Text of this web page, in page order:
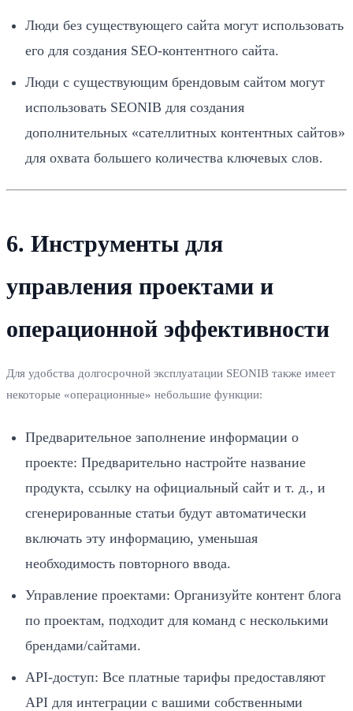
Люди без существующего сайта могут использовать
его для создания SEO-контентного сайта.
Люди с существующим брендовым сайтом могут
использовать SEONIB для создания
дополнительных «сателлитных контентных сайтов»
для охвата большего количества ключевых слов.
6. Инструменты для
управления проектами и
операционной эффективности
Для удобства долгосрочной эксплуатации SEONIB также имеет
некоторые «операционные» небольшие функции:
Предварительное заполнение информации о
проекте: Предварительно настройте название
продукта, ссылку на официальный сайт и т. д., и
сгенерированные статьи будут автоматически
включать эту информацию, уменьшая
необходимость повторного ввода.
Управление проектами: Организуйте контент блога
по проектам, подходит для команд с несколькими
брендами/сайтами.
API-доступ: Все платные тарифы предоставляют
API для интеграции с вашими собственными